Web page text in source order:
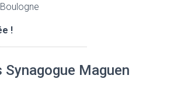
!
Maguen